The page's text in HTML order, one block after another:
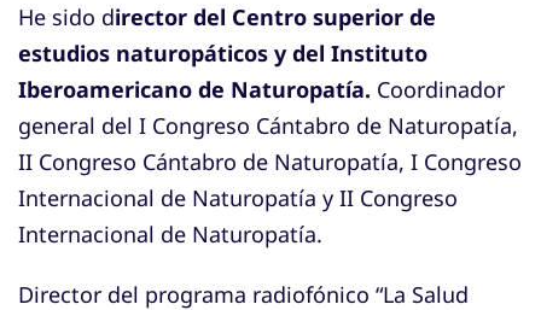
He sido director del Centro superior de
estudios naturopáticos y del Instituto
Iberoamericano de Naturopatía. Coordinador
general del I Congreso Cántabro de Naturopatía,
II Congreso Cántabro de Naturopatía, I Congreso
Internacional de Naturopatía y II Congreso
Internacional de Naturopatía.
Director del programa radiofónico “La Salud